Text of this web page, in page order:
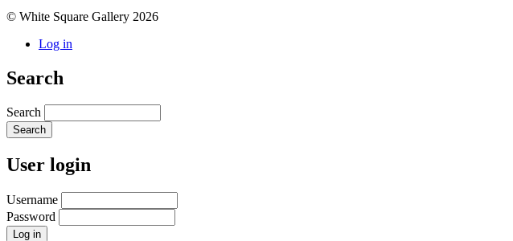
© White Square Gallery 2026
Log in
Search
Search
User login
Username
Password